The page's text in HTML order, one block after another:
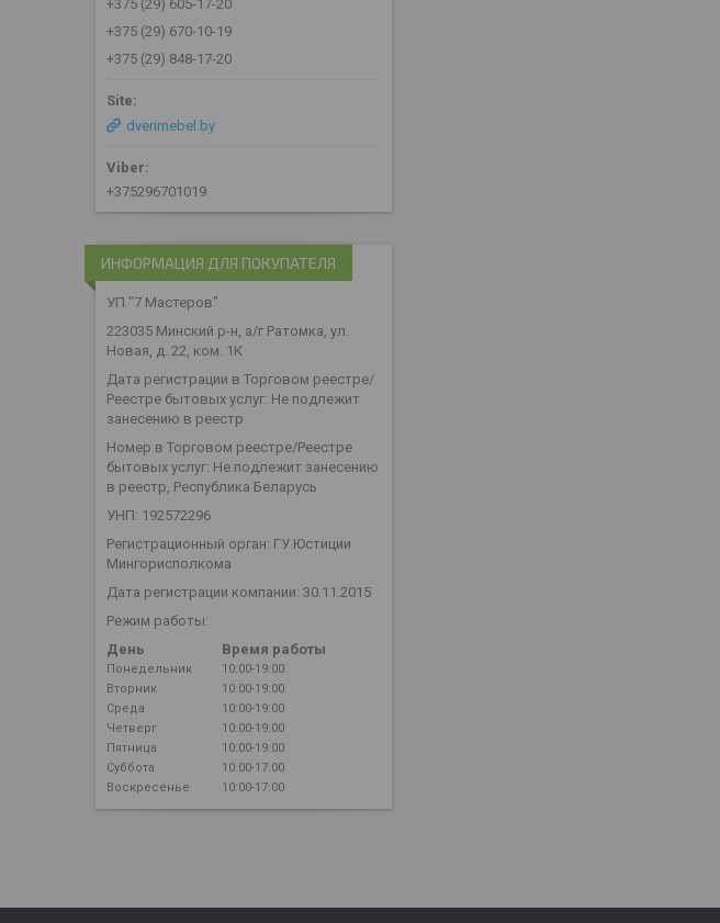
+375 (29) 605-17-20
+375 (29) 670-10-19
+375 (29) 848-17-20
dverimebel.by
+375296701019
ИНФОРМАЦИЯ ДЛЯ ПОКУПАТЕЛЯ
УП "7 Мастеров"
223035 Минский р-н, а/г Ратомка, ул.
Новая, д. 22, ком. 1К
Дата регистрации в Торговом реестре/
Реестре бытовых услуг: Не подлежит
занесению в реестр
Номер в Торговом реестре/Реестре
бытовых услуг: Не подлежит занесению
в реестр, Республика Беларусь
УНП: 192572296
Регистрационный орган: ГУ Юстиции
Мингорисполкома
Дата регистрации компании: 30.11.2015
Режим работы:
День
Время работы
Понедельник
10:00-19:00
Вторник
10:00-19:00
Среда
10:00-19:00
Четверг
10:00-19:00
Пятница
10:00-19:00
Суббота
10:00-17:00
Воскресенье
10:00-17:00